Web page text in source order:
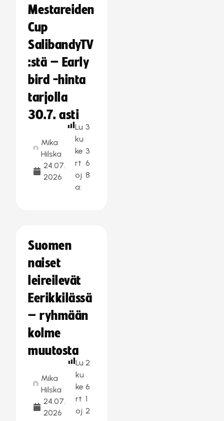
Mestareiden
Cup
SalibandyTV
:stä – Early
bird -hinta
tarjolla
30.7. asti
Mika
Hilska
24.07.
2026
Lu
ku
ke
rt
oj
a:
3
3
6
8
Suomen
naiset
leireilevät
Eerikkilässä
– ryhmään
kolme
muutosta
Mika
Hilska
24.07.
2026
Lu
ku
ke
rt
oj
2
6
1
2